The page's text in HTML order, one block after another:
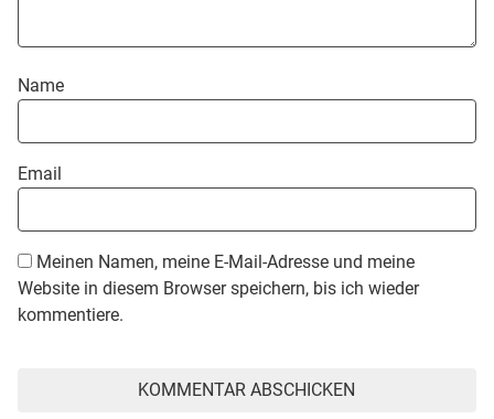
Name
Email
Meinen Namen, meine E-Mail-Adresse und meine
Website in diesem Browser speichern, bis ich wieder
kommentiere.